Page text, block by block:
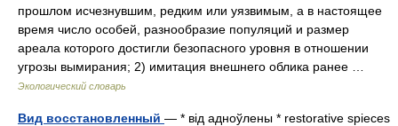
прошлом исчезнувшим, редким или уязвимым, а в настоящее
время число особей, разнообразие популяций и размер
ареала которого достигли безопасного уровня в отношении
угрозы вымирания; 2) имитация внешнего облика ранее …
Экологический словарь
Вид восстановленный — * від адноўлены * restorative spieces